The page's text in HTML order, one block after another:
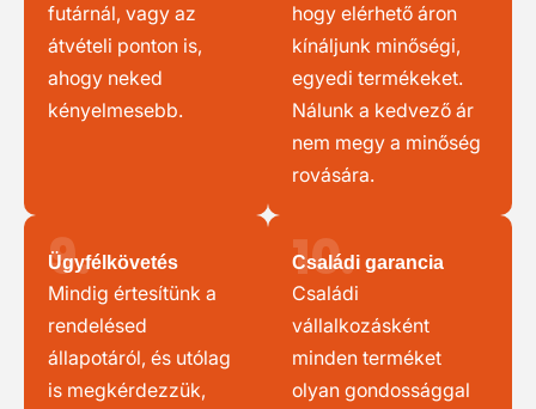
futárnál, vagy az
átvételi ponton is,
ahogy neked
kényelmesebb.
hogy elérhető áron
kínáljunk minőségi,
egyedi termékeket.
Nálunk a kedvező ár
nem megy a minőség
rovására.
9.
Ügyfélkövetés
Mindig értesítünk a
rendelésed
állapotáról, és utólag
is megkérdezzük,
10.
Családi garancia
Családi
vállalkozásként
minden terméket
olyan gondossággal